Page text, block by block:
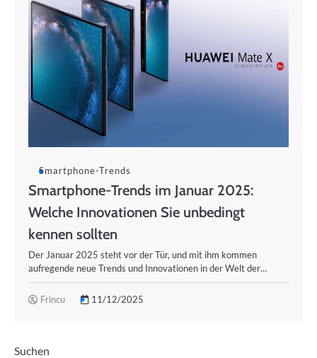
Smartphone-Trends
Smartphone-Trends im Januar 2025:
Welche Innovationen Sie unbedingt
kennen sollten
Der Januar 2025 steht vor der Tür, und mit ihm kommen
aufregende neue Trends und Innovationen in der Welt der…
Frincu 11/12/2025
Suchen